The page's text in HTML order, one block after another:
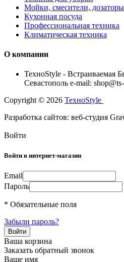
Мойки, смесители, дозаторы
Кухонная посуда
Профессиональная техника
Климатическая техника
О компании
TexноStyle - Встраиваемая
Севастополь e-mail:
Copyright © 2026 TexноStyle
Разработка сайтов: веб-студия
Войти
Войти в интернет-магазин
Email
Пароль
* Обязательные поля
Забыли пароль?
Ваша корзина
Заказать обратный звонок
Ваше имя